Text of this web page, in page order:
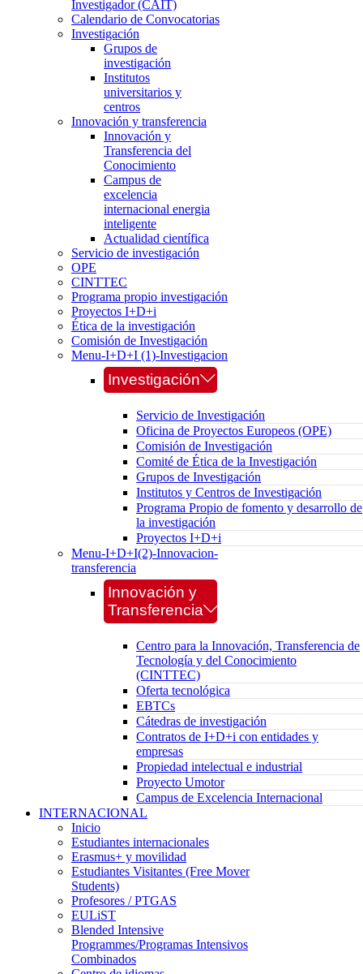
Investigador (CAIT)
Calendario de Convocatorias
Investigación
Grupos de
investigación
Institutos
universitarios y
centros
Innovación y transferencia
Innovación y
Transferencia del
Conocimiento
Campus de
excelencia
internacional energia
inteligente
Actualidad científica
Servicio de investigación
OPE
CINTTEC
Programa propio investigación
Proyectos I+D+i
Ética de la investigación
Comisión de Investigación
Menu-I+D+I (1)-Investigacion
Investigación
Servicio de Investigación
Oficina de Proyectos Europeos (OPE)
Comisión de Investigación
Comité de Ética de la Investigación
Grupos de Investigación
Institutos y Centros de Investigación
Programa Propio de fomento y desarrollo de
la investigación
Proyectos I+D+i
Menu-I+D+I(2)-Innovacion-
transferencia
Innovación y
Transferencia
Centro para la Innovación, Transferencia de
Tecnología y del Conocimiento
(CINTTEC)
Oferta tecnológica
EBTCs
Cátedras de investigación
Contratos de I+D+i con entidades y
empresas
Propiedad intelectual e industrial
Proyecto Umotor
Campus de Excelencia Internacional
INTERNACIONAL
Inicio
Estudiantes internacionales
Erasmus+ y movilidad
Estudiantes Visitantes (Free Mover
Students)
Profesores / PTGAS
EULiST
Blended Intensive
Programmes/Programas Intensivos
Combinados